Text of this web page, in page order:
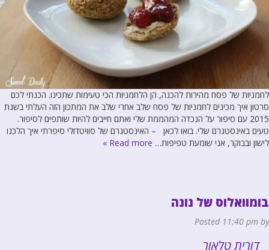
לחמניות של פסח מהירות להכנה, הן הלחמניות הכי טעימות שתכינו. הכנתי לכם
סרטון איך מכינים לחמניות של פסח שלב אחרי שלב את המתכון הזה העלתי בשנת
2015 עם סיפור על הנכדה המהממת שלי ואתם חייבים להיות שותפים לסיפור.
טעים באינסטגרם שלי. בואו לכאן – האינסטגרם של סוויטדולי סיפרתי איך הלכנו
לישון ובבוקר, אני שומעת טפיפות… Read more »
בומוואלוס של נונה
Posted 11:40 pm by
דורית טלאור